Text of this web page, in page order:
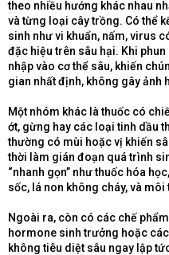
theo nhiều hướng khác nhau
và từng loại cây trồng. Có thể
sinh như vi khuẩn, nấm, virus
đặc hiệu trên sâu hại. Khi
nhập vào cơ thể sâu, khiến
gian nhất định, không gây ảnh
Một nhóm khác là thuốc có
ớt, gừng hay các loại tinh dầu
thường có mùi hoặc vị khiến
thời làm gián đoạn quá trình
“nhanh gọn” như thuốc hóa
sốc, lá non không cháy, và
Ngoài ra, còn có các chế
hormone sinh trưởng hoặc
không tiêu diệt sâu ngay lập